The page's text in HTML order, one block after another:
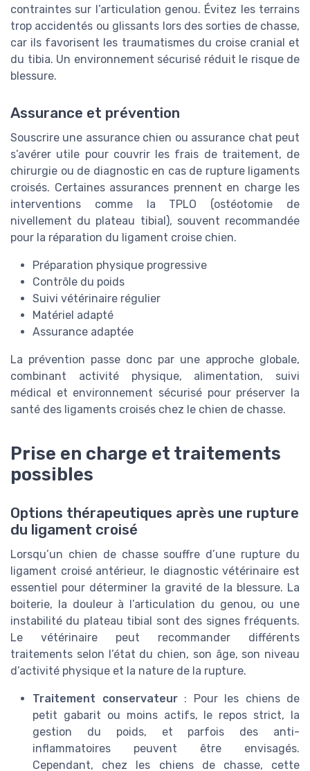
contraintes sur l’articulation genou. Évitez les terrains
trop accidentés ou glissants lors des sorties de chasse,
car ils favorisent les traumatismes du croise cranial et
du tibia. Un environnement sécurisé réduit le risque de
blessure.
Assurance et prévention
Souscrire une assurance chien ou assurance chat peut
s’avérer utile pour couvrir les frais de traitement, de
chirurgie ou de diagnostic en cas de rupture ligaments
croisés. Certaines assurances prennent en charge les
interventions comme la TPLO (ostéotomie de
nivellement du plateau tibial), souvent recommandée
pour la réparation du ligament croise chien.
Préparation physique progressive
Contrôle du poids
Suivi vétérinaire régulier
Matériel adapté
Assurance adaptée
La prévention passe donc par une approche globale,
combinant activité physique, alimentation, suivi
médical et environnement sécurisé pour préserver la
santé des ligaments croisés chez le chien de chasse.
Prise en charge et traitements
possibles
Options thérapeutiques après une rupture
du ligament croisé
Lorsqu’un chien de chasse souffre d’une rupture du
ligament croisé antérieur, le diagnostic vétérinaire est
essentiel pour déterminer la gravité de la blessure. La
boiterie, la douleur à l’articulation du genou, ou une
instabilité du plateau tibial sont des signes fréquents.
Le vétérinaire peut recommander différents
traitements selon l’état du chien, son âge, son niveau
d’activité physique et la nature de la rupture.
Traitement conservateur: Pour les chiens de
petit gabarit ou moins actifs, le repos strict, la
gestion du poids, et parfois des anti-
inflammatoires peuvent être envisagés.
Cependant, chez les chiens de chasse, cette